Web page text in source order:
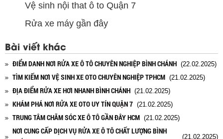
Vệ sinh nội that ô to Quận 7
Rửa xe máy gần đây
Bài viết khác
ĐIỂM DANH NƠI RỬA XE Ô TÔ CHUYÊN NGHIỆP BÌNH CHÁNH (22.02.2025)
TÌM KIẾM NƠI VỆ SINH XE OTO CHUYÊN NGHIỆP TPHCM (21.02.2025)
ĐỊA ĐIỂM RỬA XE HƠI NHANH BÌNH CHÁNH (21.02.2025)
KHÁM PHÁ NƠI RỬA XE OTO UY TÍN QUẬN 7 (21.02.2025)
TRUNG TÂM CHĂM SÓC XE Ô TÔ GẦN ĐÂY HCM (21.02.2025)
NƠI CUNG CẤP DỊCH VỤ RỬA XE Ô TÔ CHẤT LƯỢNG BÌNH
(21.02.2025)